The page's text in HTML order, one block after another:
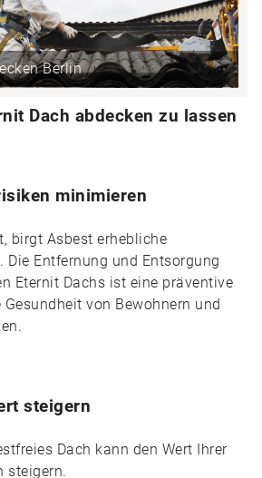
Berlin
Dach abdecken zu lassen
minimieren
birgt Asbest erhebliche
Die Entfernung und Entsorgung
Eternit Dachs ist eine präventive
von Bewohnern und
steigern
Dach kann den Wert Ihrer
steigern.